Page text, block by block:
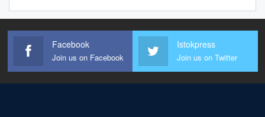
Facebook
Join us on Facebook
Istokpress
Join us on Twitter